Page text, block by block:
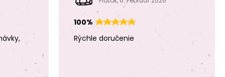
ružova
svetlá lososová
100%
Rýchle doručenie